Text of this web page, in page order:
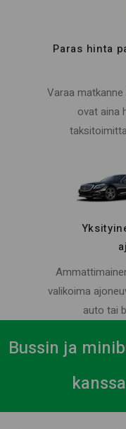
Paras hinta
Varaa
ovat aina
valikoima
auto tai
Bussin ja